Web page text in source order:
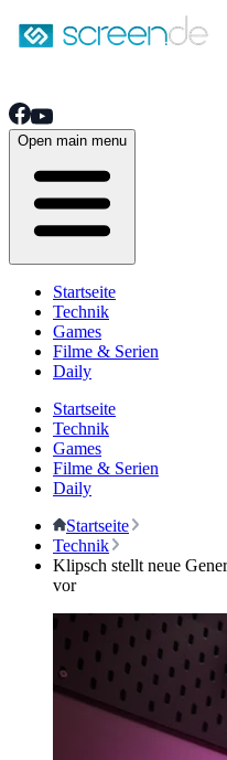
Open main menu
Startseite
Technik
Games
Filme & Serien
Daily
Startseite
Technik
Games
Filme & Serien
Daily
Startseite
Technik
Klipsch stellt neue
vor